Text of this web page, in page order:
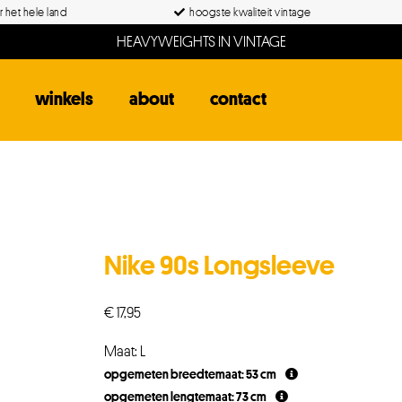
het hele land hoogste kwaliteit vintage
HEAVYWEIGHTS IN VINTAGE
winkels about contact
Nike 90s Longsleeve
€17,95
Maat: L
opgemeten breedtemaat: 53 cm
opgemeten lengtemaat: 73 cm